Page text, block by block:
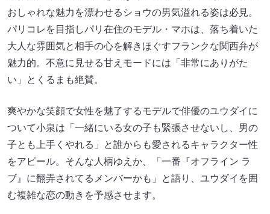
おしゃれな魅力を漂わせるショウの男気溢れる姿は必見。
パリコレを目指しパリ在住のモデル・マホは、落ち着いた
大人な雰囲気と相手の心を解きほぐすフランクな関西弁が
魅力的。不意に見せる甘えモードには「非常にありがた
い」とくるまも絶賛。
爽やかな笑顔で女性を魅了するモデルで俳優のユウダイに
ついて小泉は「一緒にいる女の子も緊張させないし、男の
子とも上手くやれる」と誰からも愛されるキャラクター性
をアピール。そんな人柄ゆえか、「一番『オフライン ラ
ブ』に翻弄されてるメンバーかも」と語り、ユウダイを囲
む複雑な恋の動きを予感させます。